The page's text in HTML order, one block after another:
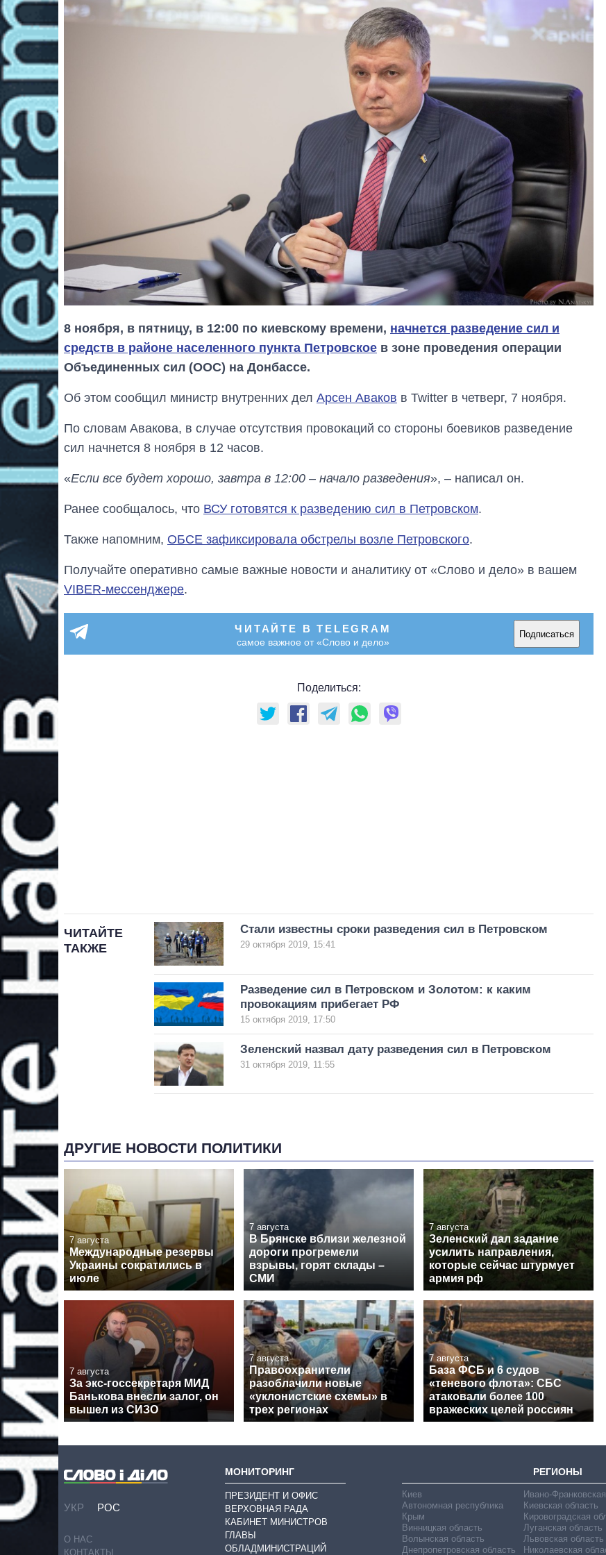
8 ноября, в пятницу, в 12:00 по киевскому времени, начнется разведение сил и
средств в районе населенного пункта Петровское в зоне проведения операции
Объединенных сил (ООС) на Донбассе.
Об этом сообщил министр внутренних дел Арсен Аваков в Twitter в четверг, 7 ноября.
По словам Авакова, в случае отсутствия провокаций со стороны боевиков разведение
сил начнется 8 ноября в 12 часов.
«Если все будет хорошо, завтра в 12:00 – начало разведения», – написал он.
Ранее сообщалось, что ВСУ готовятся к разведению сил в Петровском.
Также напомним, ОБСЕ зафиксировала обстрелы возле Петровского.
Получайте оперативно самые важные новости и аналитику от «Слово и дело» в вашем
VIBER-мессенджере.
ЧИТАЙТЕ В TELEGRAM
самое важное от «Слово и дело»
Подписаться
Поделиться:
ЧИТАЙТЕ
ТАКЖЕ
Стали известны сроки разведения сил в Петровском
29 октября 2019, 15:41
Разведение сил в Петровском и Золотом: к каким
провокациям прибегает РФ
15 октября 2019, 17:50
Зеленский назвал дату разведения сил в Петровском
31 октября 2019, 11:55
ДРУГИЕ НОВОСТИ ПОЛИТИКИ
7 августа
Международные резервы
Украины сократились в
июле
7 августа
В Брянске вблизи железной
дороги прогремели
взрывы, горят склады –
СМИ
7 августа
Зеленский дал задание
усилить направления,
которые сейчас штурмует
армия рф
7 августа
За экс-госсекретаря МИД
Банькова внесли залог, он
вышел из СИЗО
7 августа
Правоохранители
разоблачили новые
«уклонистские схемы» в
трех регионах
7 августа
База ФСБ и 6 судов
«теневого флота»: СБС
атаковали более 100
вражеских целей россиян
поступающих в
аспирантуру
УКР РОС
О НАС
КОНТАКТЫ
МОНИТОРИНГ
ПРЕЗИДЕНТ И ОФИС
ВЕРХОВНАЯ РАДА
КАБИНЕТ МИНИСТРОВ
ГЛАВЫ
ОБЛАДМИНИСТРАЦИЙ
РЕГИОНЫ
Киев
Автономная республика
Крым
Винницкая область
Волынская область
Днепропетровская область
Ивано-
Киевская область
Кировоградская
Луганская область
Львовская область
Николаевская